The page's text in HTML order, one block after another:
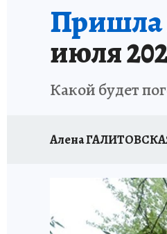
Пришла
июля
Какой будет
Алена